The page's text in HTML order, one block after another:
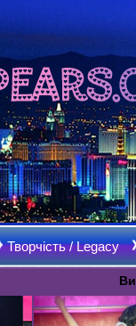
Творчість / Legacy